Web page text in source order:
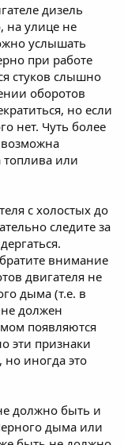
дизель
на улице не
услышать
при работе
стуков слышно
оборотов
но если
нет. Чуть более
возможна
топлива или
с холостых до
следите за
внимание
двигателя не
дыма (т.е. в
должен
появляются
эти признаки
иногда это
должно быть и
дыма или